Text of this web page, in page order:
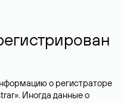
о регистраторе
Иногда данные о